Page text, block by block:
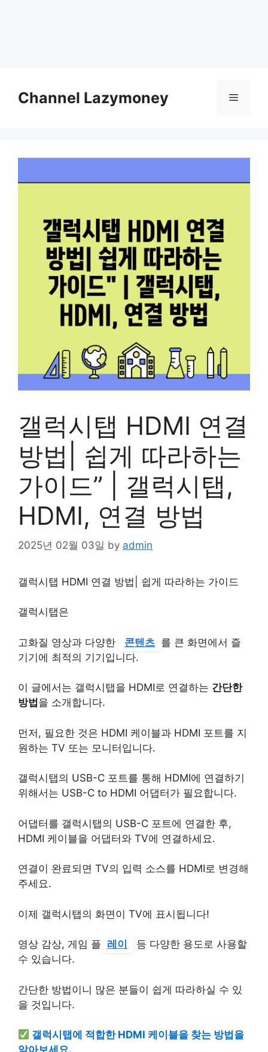
contentChannel Lazymoney Menu
갤럭시탭 HDMI 연결
방법| 쉽게 따라하는
가이드” | 갤럭시탭,
HDMI, 연결 방법
2025년 02월 03일 by admin
갤럭시탭 HDMI 연결 방법| 쉽게 따라하는 가이드
갤럭시탭은
고화질 영상과 다양한 콘텐츠 를 큰 화면에서 즐
기기에 최적의 기기입니다.
이 글에서는 갤럭시탭을 HDMI로 연결하는 간단한
방법 을 소개합니다.
먼저, 필요한 것은 HDMI 케이블과 HDMI 포트를 지
원하는 TV 또는 모니터입니다.
갤럭시탭의 USB-C 포트를 통해 HDMI에 연결하기
위해서는 USB-C to HDMI 어댑터가 필요합니다.
어댑터를 갤럭시탭의 USB-C 포트에 연결한 후,
HDMI 케이블을 어댑터와 TV에 연결하세요.
연결이 완료되면 TV의 입력 소스를 HDMI로 변경해
주세요.
이제 갤럭시탭의 화면이 TV에 표시됩니다!
영상 감상, 게임 플 레이
등 다양한 용도로 사용할
수 있습니다.
간단한 방법이니 많은 분들이 쉽게 따라하실 수 있
을 것입니다.
갤럭시탭에 적합한 HDMI 케이블을 찾는 방법을
알아보세요.